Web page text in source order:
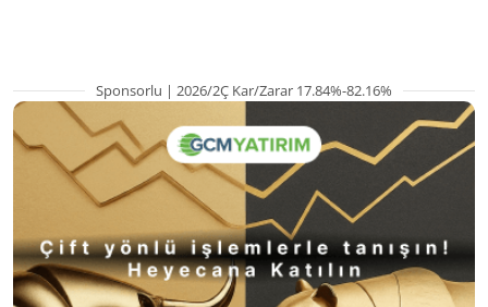
Sponsorlu | 2026/2Ç Kar/Zarar 17.84%-82.16%